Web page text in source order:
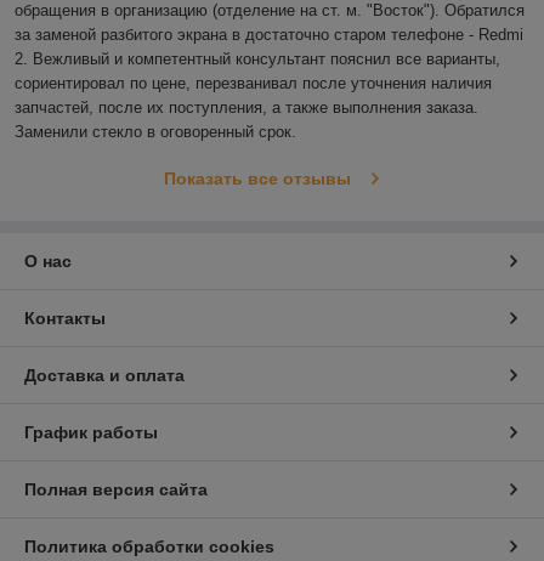
обращения в организацию (отделение на ст. м. "Восток"). Обратился
за заменой разбитого экрана в достаточно старом телефоне - Redmi
2. Вежливый и компетентный консультант пояснил все варианты,
сориентировал по цене, перезванивал после уточнения наличия
запчастей, после их поступления, а также выполнения заказа.
Заменили стекло в оговоренный срок.
Показать все отзывы
О нас
Контакты
Доставка и оплата
График работы
Полная версия сайта
Политика обработки cookies